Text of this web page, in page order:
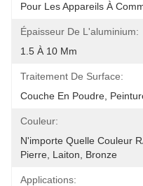
Pour Les Appareils À
Épaisseur De L'aluminium:
1.5 À 10 Mm
Traitement De Surface:
Couche En Poudre,
Couleur:
N'importe Quelle Couleur
Pierre, Laiton, Bronze
Applications: